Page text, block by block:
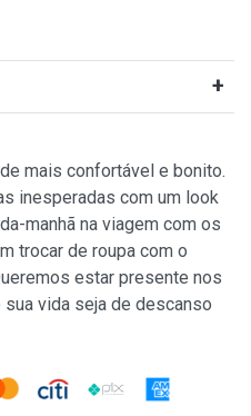
mais confortável e bonito.
inesperadas com um look
manhã na viagem com os
trocar de roupa com o
estar presente nos
vida seja de descanso